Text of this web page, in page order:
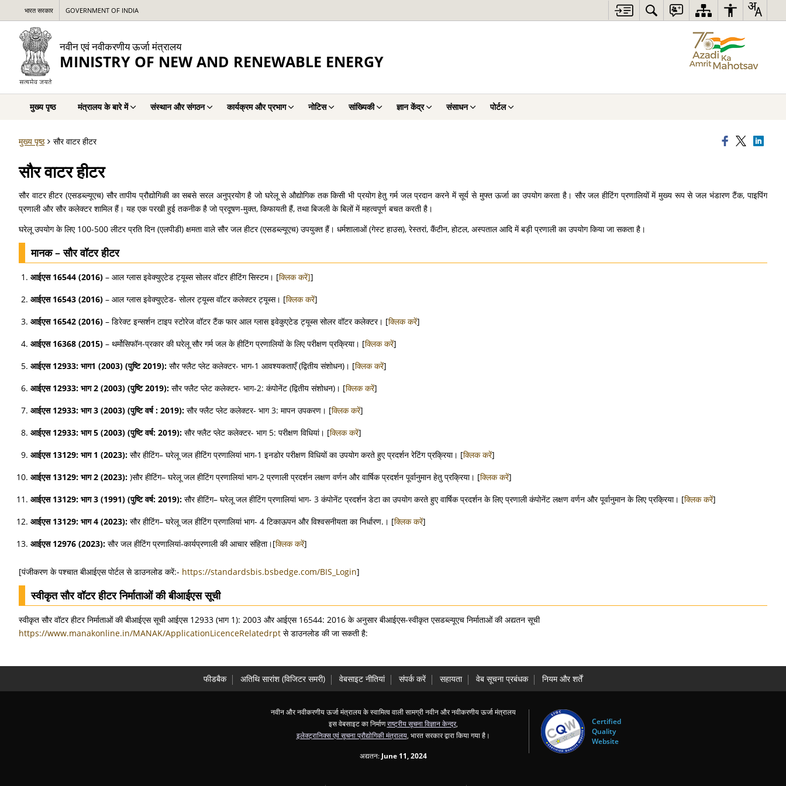
भारत सरकार GOVERNMENT OF INDIA
नवीन एवं नवीकरणीय ऊर्जा मंत्रालय
MINISTRY OF NEW AND RENEWABLE ENERGY
मुख्य पृष्ठ मंत्रालय के बारे में संस्थान और संगठन कार्यक्रम और प्रभाग नोटिस सांख्यिकी ज्ञान केंद्र संसाधन पोर्टल
मुख्य पृष्ठ सौर वाटर हीटर
सौर वाटर हीटर
सौर वाटर हीटर (एसडब्ल्यूएच) सौर तापीय प्रौद्योगिकी का सबसे सरल अनुप्रयोग है जो घरेलू से औद्योगिक तक किसी भी प्रयोग हेतु गर्म जल प्रदान करने में सूर्य से मुफ्त ऊर्जा का उपयोग करता है। सौर जल हीटिंग प्रणालियों में मुख्य रूप से जल भंडारण टैंक, पाइपिंग
प्रणाली और सौर कलेक्टर शामिल हैं। यह एक परखी हुई तकनीक है जो प्रदूषण-मुक्त, किफायती हैं, तथा बिजली के बिलों में महत्वपूर्ण बचत करती है।
घरेलू उपयोग के लिए 100-500 लीटर प्रति दिन (एलपीडी) क्षमता वाले सौर जल हीटर (एसडब्ल्यूएच) उपयुक्त हैं। धर्मशालाओं (गेस्ट हाउस), रेस्तरां, कैंटीन, होटल, अस्पताल आदि में बड़ी प्रणाली का उपयोग किया जा सकता है।
मानक – सौर वॉटर हीटर
आईएस 16544 (2016) – आल ग्लास इवेक्युएटेड ट्यूब्स सोलर वॉटर हीटिंग सिस्टम। [क्लिक करें]]
आईएस 16543 (2016) – आल ग्लास इवेक्युएटेड- सोलर ट्यूब्स वॉटर कलेक्टर ट्यूब्स। [क्लिक करें]
आईएस 16542 (2016) – डिरेक्ट इन्सर्शन टाइप स्टोरेज वॉटर टैंक फार आल ग्लास इवेकुएटेड ट्यूब्स सोलर वॉटर कलेक्टर। [क्लिक करें]
आईएस 16368 (2015) – थर्मोसिफॉन-प्रकार की घरेलू सौर गर्म जल के हीटिंग प्रणालियों के लिए परीक्षण प्रक्रिया। [क्लिक करें]
आईएस 12933: भाग1 (2003) (पुष्टि 2019): सौर फ्लैट प्लेट कलेक्टर- भाग-1 आवश्यकताएँ (द्वितीय संशोधन)। [क्लिक करें]
आईएस 12933: भाग 2 (2003) (पुष्टि 2019): सौर फ्लैट प्लेट कलेक्टर- भाग-2: कंपोनेंट (द्वितीय संशोधन)। [क्लिक करें]
आईएस 12933: भाग 3 (2003) (पुष्टि वर्ष : 2019): सौर फ्लैट प्लेट कलेक्टर- भाग 3: मापन उपकरण। [क्लिक करें]
आईएस 12933: भाग 5 (2003) (पुष्टि वर्ष: 2019): सौर फ्लैट प्लेट कलेक्टर- भाग 5: परीक्षण विधियां। [क्लिक करें]
आईएस 13129: भाग 1 (2023): सौर हीटिंग– घरेलू जल हीटिंग प्रणालियां भाग-1 इनडोर परीक्षण विधियों का उपयोग करते हुए प्रदर्शन रेटिंग प्रक्रिया। [क्लिक करें]
आईएस 13129: भाग 2 (2023): )सौर हीटिंग– घरेलू जल हीटिंग प्रणालियां भाग-2 प्रणाली प्रदर्शन लक्षण वर्णन और वार्षिक प्रदर्शन पूर्वानुमान हेतु प्रक्रिया। [क्लिक करें]
आईएस 13129: भाग 3 (1991) (पुष्टि वर्ष: 2019): सौर हीटिंग– घरेलू जल हीटिंग प्रणालियां भाग- 3 कंपोनेंट प्रदर्शन डेटा का उपयोग करते हुए वार्षिक प्रदर्शन के लिए प्रणाली कंपोनेंट लक्षण वर्णन और पूर्वानुमान के लिए प्रक्रिया। [क्लिक करें]
आईएस 13129: भाग 4 (2023): सौर हीटिंग– घरेलू जल हीटिंग प्रणालियां भाग- 4 टिकाऊपन और विश्वसनीयता का निर्धारण.। [क्लिक करें]
आईएस 12976 (2023): सौर जल हीटिंग प्रणालियां-कार्यप्रणाली की आचार संहिता।[क्लिक करें]
[पंजीकरण के पश्चात बीआईएस पोर्टल से डाउनलोड करें:- https://standardsbis.bsbedge.com/BIS_Login]
स्वीकृत सौर वॉटर हीटर निर्माताओं की बीआईएस सूची
स्वीकृत सौर वॉटर हीटर निर्माताओं की बीआईएस सूची आईएस 12933 (भाग 1): 2003 और आईएस 16544: 2016 के अनुसार बीआईएस-स्वीकृत एसडब्ल्यूएच निर्माताओं की अद्यतन सूची
https://www.manakonline.in/MANAK/ApplicationLicenceRelatedrpt से डाउनलोड की जा सकती है:
फीडबैक अतिथ‍ि सारांश (विज‍िटर समरी) वेबसाइट नीतियां संपर्क करें सहायता वेब सूचना प्रबंधक नियम और शर्तें
नवीन और नवीकरणीय ऊर्जा मंत्रालय के स्‍वामित्‍व वाली सामग्री नवीन और नवीकरणीय ऊर्जा मंत्रालय
इस वेबसाइट का निर्माणराष्ट्रीय सूचना विज्ञान केन्द्र,
इलेक्ट्रानिक्स एवं सूचना प्रौद्योगिकी मंत्रालय, भारत सरकार द्वारा किया गया है।
अद्यतन: June 11, 2024
Certified
Quality
Website